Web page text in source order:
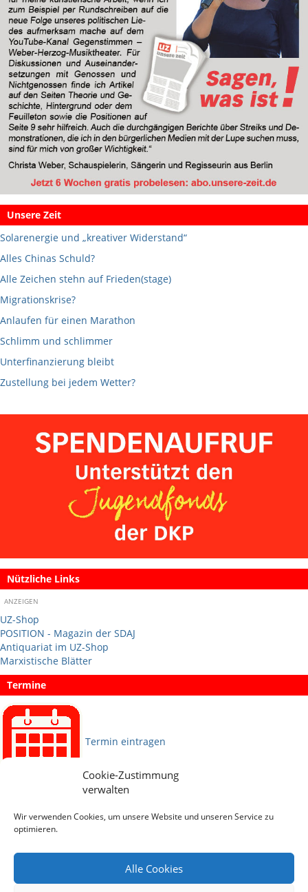
Cookie-Zustimmung
verwalten
Wir verwenden Cookies, um unsere Website und unseren Service zu
optimieren.
Alle Cookies
Unsere Zeit
Solarenergie und „kreativer Widerstand“
Alles Chinas Schuld?
Alle Zeichen stehn auf Frieden(stage)
Migrationskrise?
Anlaufen für einen Marathon
Schlimm und schlimmer
Unterfinanzierung bleibt
Zustellung bei jedem Wetter?
Nützliche Links
ANZEIGEN
UZ-Shop
POSITION - Magazin der SDAJ
Antiquariat im UZ-Shop
Marxistische Blätter
Termine
Termin eintragen